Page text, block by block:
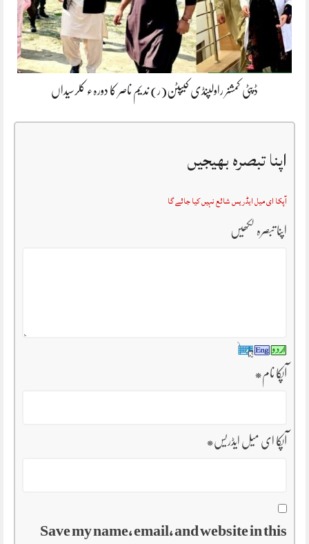
ڈپٹی کمشنر راولپنڈی کیپٹن(ر) ندیم ناصر کا دورہء کلرسیداں
اپنا تبصرہ بھیجیں
آپکا ای میل ایڈریس شائع نہیں کیا جائے گا
اپنا تبصرہ لکھیں
آپکا نام*
آپکا ای میل ایڈریس*
Save my name, email, and website in this